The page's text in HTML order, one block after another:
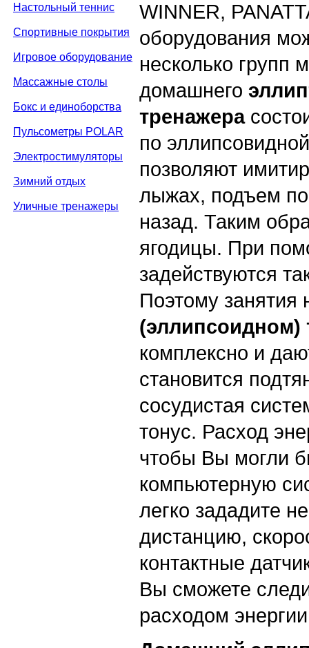
Настольный теннис
Спортивные покрытия
Игровое оборудование
Массажные столы
Бокс и единоборства
Пульсометры POLAR
Электростимуляторы
Зимний отдых
Уличные тренажеры
WINNER,
оборудования
несколько
домашнего
тренажера
по
позволяют
лыжах, подъем
назад. Таким
ягодицы. При
задействуются
Поэтому
(эллипсоидном)
комплексно и
становится
сосудистая
тонус. Расход
чтобы Вы могли
компьютерную
легко зададите
дистанцию,
контактные
Вы сможете
расходом